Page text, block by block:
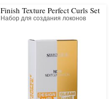
Finish Texture Perfect Curls Set
Набор для создания локонов